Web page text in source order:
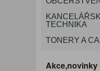
TECHNIKA
TONERY A
Akce,novinky